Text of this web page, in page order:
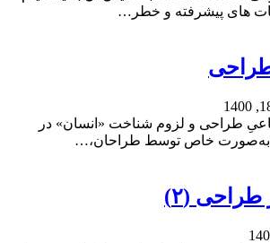
های پیشرفته و خطر…
طراحی و لزوم شناخت «انسان‌» در
به‌صورت خاص توسط طراحان،…
طراحی (۲)